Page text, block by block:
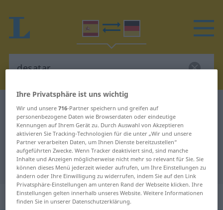
Spanisch-Deutsch Wörterbuch desatar
Spanisch-Deutsch Übersetzung für
"desatar"
"desatar" Deutsch Übersetzung
„desatar“: verbo transitivo
Ihre Privatsphäre ist uns wichtig
Wir und unsere716-Partner speichern und greifen auf
personenbezogene Daten wie Browserdaten oder eindeutige
Kennungen auf Ihrem Gerät zu. Durch Auswahl von Akzeptieren
aktivieren Sie Tracking-Technologien für die unter „Wir und unsere
Partner verarbeiten Daten, um Ihnen Dienste bereitzustellen“
aufgeführten Zwecke. Wenn Tracker deaktiviert sind, sind manche
Inhalte und Anzeigen möglicherweise nicht mehr so relevant für Sie. Sie
können dieses Menü jederzeit wieder aufrufen, um Ihre Einstellungen zu
ändern oder Ihre Einwilligung zu widerrufen, indem Sie auf den Link
Privatsphäre-Einstellungen am unteren Rand der Webseite klicken. Ihre
Einstellungen gelten innerhalb unseres Website. Weitere Informationen
finden Sie in unserer Datenschutzerklärung.